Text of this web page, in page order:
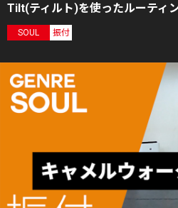
Tilt(ティルト)を使ったルーティ
SOUL 振付